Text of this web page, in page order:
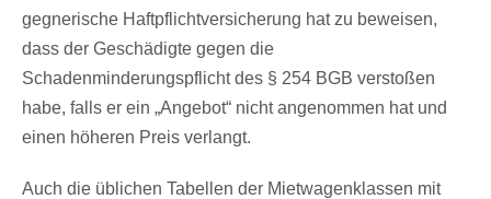
gegnerische Haftpflichtversicherung hat zu beweisen,
dass der Geschädigte gegen die
Schadenminderungspflicht des § 254 BGB verstoßen
habe, falls er ein „Angebot“ nicht angenommen hat und
einen höheren Preis verlangt.
Auch die üblichen Tabellen der Mietwagenklassen mit